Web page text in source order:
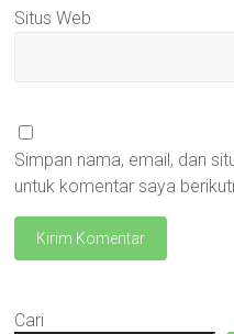
Situs Web
Simpan nama, email, dan
untuk komentar saya
Cari